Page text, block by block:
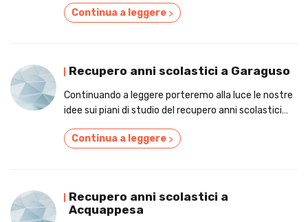
Continua a leggere >
Recupero anni scolastici a Garaguso
Continuando a leggere porteremo alla luce le nostre
idee sui piani di studio del recupero anni scolastici
Continua a leggere >
Recupero anni scolastici a
Acquappesa